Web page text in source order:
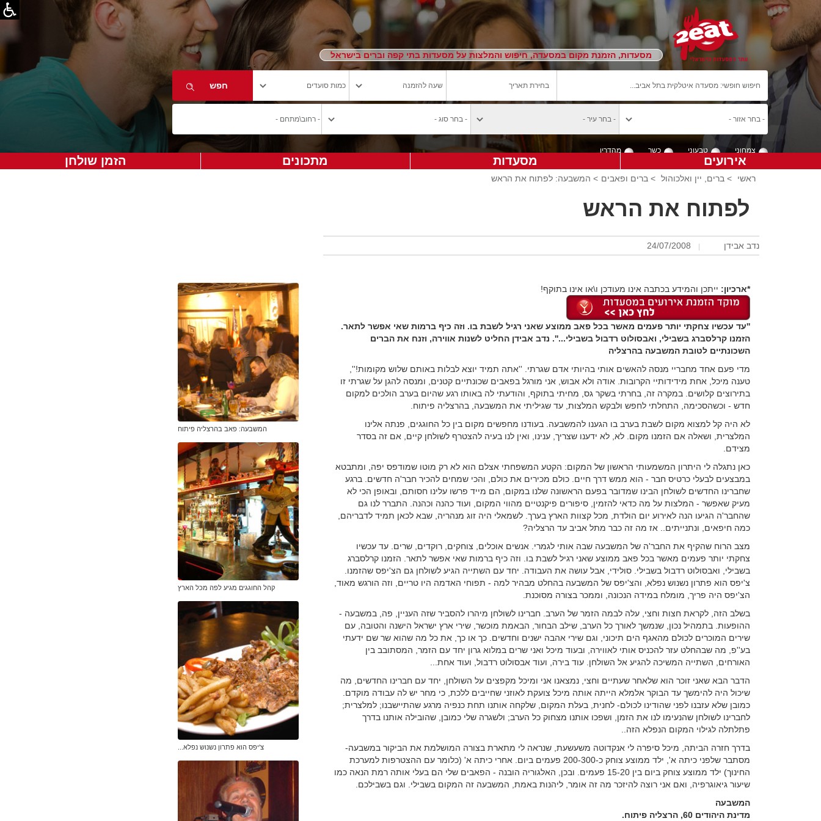
מסעדות, הזמנת מקום במסעדה, חיפוש והמלצות על מסעדות בתי קפה וברים בישראל
צמחוני טבעוני כשר מהדרין
אירועים מסעדות מתכונים הזמן שולחן
ראשי > ברים, יין ואלכוהול > ברים ופאבים > המשבעה: לפתוח את הראש
לפתוח את הראש
נדב אבידן 24/07/2008
*ארכיון: ייתכן והמידע בכתבה אינו מעודכן ו\או אינו בתוקף!
''עד עכשיו צחקתי יותר פעמים מאשר בכל פאב ממוצע שאני רגיל לשבת בו. וזה כיף ברמות שאי אפשר לתאר.
הזמנו קרלסברג בשבילי, ואבסולוט רדבול בשבילי...''. נדב אבידן החליט לשנות אווירה, וזנח את הברים
השכונתיים לטובת המשבעה בהרצליה
מדי פעם אחד מחבריי מנסה להאשים אותי בהיותי אדם שגרתי. ''אתה תמיד יוצא לבלות באותם שלוש מקומות!'',
טענה מיכל, אחת מידידותיי הקרובות. אודה ולא אבוש, אני מורגל בפאבים שכונתיים קטנים, ומנסה להגן על שגרתי זו
בתירוצים קלושים. במקרה זה, בחרתי בשקר גס, מחיתי בתוקף, והודעתי לה באותו רגע שהיום בערב הולכים למקום
חדש - וכשהסכימה, התחלתי לחפש ולבקש המלצות, עד שגיליתי את המשבעה, בהרצליה פיתוח.
לא היה קל למצוא מקום לשבת בערב בו הגענו להמשבעה. בעודנו מחפשים מקום בין כל החוגגים, פנתה אלינו
המלצרית, ושאלה אם הזמנו מקום. לא, לא ידענו שצריך, ענינו, ואין לנו בעיה להצטרף לשולחן קיים, אם זה בסדר
מצידם.
כאן נתגלה לי היתרון המשמעותי הראשון של המקום: הקטע המשפחתי אצלם הוא לא רק מוטו שמודפס יפה, ומתבטא
במבצעים לבעלי כרטיס חבר - הוא ממש דרך חיים. כולם מכירים את כולם, והכי שמחים להכיר חבר'ה חדשים. ברגע
שחברינו החדשים לשולחן הבינו שמדובר בפעם הראשונה שלנו במקום, הם מייד פרשו עלינו חסותם, ובאופן הכי לא
מעיק שאפשר - המלצות על מה כדאי להזמין, סיפורים פיקנטיים מהווי המקום, ועוד כהנה וכהנה. התברר לנו גם
שהחבר'ה הגיעו הנה לאירוע יום הולדת, מכל קצוות הארץ בערך. לשמאלי היה זוג מנהריה, שבא לכאן תמיד לדבריהם,
כמה חיפאים, ונתנייתים.. אז מה זה כבר מתל אביב עד הרצליה?
מצב הרוח שהקיף את החבר'ה של המשבעה שבה אותי לגמרי. אנשים אוכלים, צוחקים, רוקדים, שרים. עד עכשיו
צחקתי יותר פעמים מאשר בכל פאב ממוצע שאני רגיל לשבת בו. וזה כיף ברמות שאי אפשר לתאר. הזמנו קרלסברג
בשבילי, ואבסולוט רדבול בשבילי. סולידי, אבל עושה את העבודה. יחד עם השתייה הגיע לשולחן גם הצ'יפס שהזמנו.
צ'יפס הוא פתרון נשנוש נפלא, והצ'יפס של המשבעה בהחלט מבהיר למה - תפוחי האדמה היו טריים, וזה הורגש מאוד,
הצ'יפס היה פריך, מומלח במידה הנכונה, וממכר בצורה מסוכנת.
בשלב הזה, לקראת חצות וחצי, עלה לבמה הזמר של הערב. חברינו לשולחן מיהרו להסביר שזה העניין, פה, במשבעה -
ההופעות. בתמהיל נכון, שנמשך לאורך כל הערב, שילב הבחור, הבאמת מוכשר, שירי ארץ ישראל הישנה והטובה, עם
שירים המוכרים לכולם מהאגף הים תיכוני, וגם שירי אהבה ישנים וחדשים. כך או כך, את כל מה שהוא שר שם ידעתי
בע''פ, מה שבהחלט עזר להכניס אותי לאווירה, ובעוד מיכל ואני שרים במלוא גרון יחד עם הזמר, המסתובב בין
האורחים, השתייה המשיכה להגיע אל השולחן. עוד בירה, ועוד אבסולוט רדבול, ועוד אחת...
הדבר הבא שאני זוכר הוא שלאחר שעתיים וחצי, נמצאנו אני ומיכל מקפצים על השולחן, יחד עם חברינו החדשים, מה
שיכול היה להימשך עד הבוקר אלמלא הייתה אותה מיכל צועקת לאוזני שחייבים ללכת, כי מחר יש לה עבודה מוקדם.
כמובן שלא עזבנו לפני שהודינו לכולם- לחנית, בעלת המקום, שלקחה אותנו תחת כנפיה מרגע שהתיישבנו; למלצרית;
לחברינו לשולחן שהנעימו לנו את הזמן, ושפכו אותנו מצחוק כל הערב; ולשגרה שלי כמובן, שהובילה אותנו בדרך
פתלתלה לגילוי המקום הנפלא הזה..
בדרך חזרה הביתה, מיכל סיפרה לי אנקדוטה משעשעת, שנראה לי מתארת בצורה המושלמת את הביקור במשבעה-
מסתבר שלפני כיתה א', ילד ממוצע צוחק כ-200-300 פעמים ביום. אחרי כיתה א' (כלומר עם ההצטרפות למערכת
החינוך) ילד ממוצע צוחק ביום בין 15-20 פעמים. ובכן, האלגוריה הובנה - הפאבים שלי הם בעלי אותה רמת הנאה כמו
שיעור גיאוגרפיה, ואם אני רוצה להיזכר מה זה אומר, ליהנות באמת, המשבעה זה המקום בשבילי. וגם בשבילכם.
המשבעה
מדינת היהודים 60, הרצליה פיתוח.
המשבעה: פאב בהרצליה פיתוח
קהל החוגגים מגיע לפה מכל הארץ
צ'יפס הוא פתרון נשנוש נפלא...